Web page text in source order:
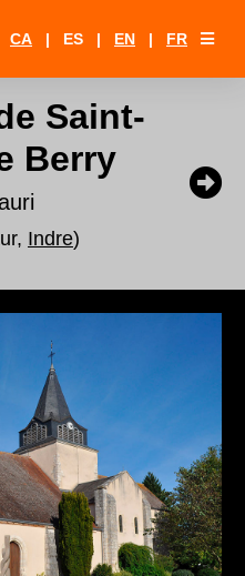
CA | ES | EN | FR
Saint-
Berry
Indre)